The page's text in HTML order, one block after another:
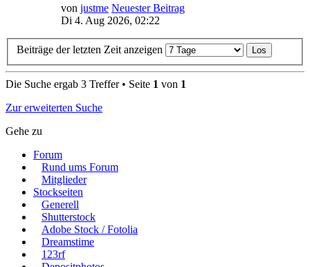
von justme Neuester Beitrag
Di 4. Aug 2026, 02:22
Beiträge der letzten Zeit anzeigen
Die Suche ergab 3 Treffer • Seite 1 von 1
Zur erweiterten Suche
Gehe zu
Forum
Rund ums Forum
Mitglieder
Stockseiten
Generell
Shutterstock
Adobe Stock / Fotolia
Dreamstime
123rf